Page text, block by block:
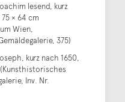
lesend, kurz
× 64 cm
Wien,
375)
kurz nach 1650,
Inv. Nr.